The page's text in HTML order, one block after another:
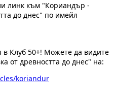
линк към "Кориандър -
до днес" по имейл
Клуб 50+! Можете да видите
от древността до днес" на:
koriandur